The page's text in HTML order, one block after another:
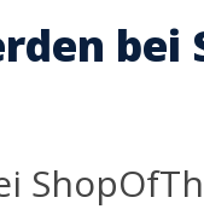
bei